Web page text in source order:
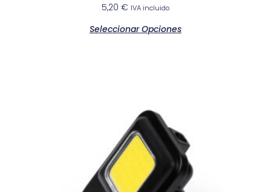
5,20 € IVA incluido
Seleccionar Opciones